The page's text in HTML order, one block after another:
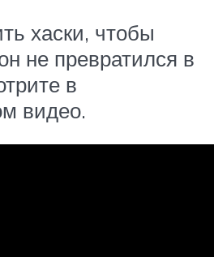
хаски, чтобы
не превратился в
в
видео.